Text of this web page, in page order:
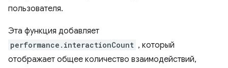
пользователя.
Эта функция добавляет
performance.interactionCount , который
отображает общее количество взаимодействий,